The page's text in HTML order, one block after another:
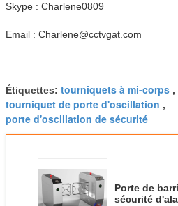
Skype : Charlene0809
Email : Charlene@cctvgat.com
Étiquettes: tourniquets à mi-corps ,
tourniquet de porte d'oscillation ,
porte d'oscillation de sécurité
Porte de
sécurité